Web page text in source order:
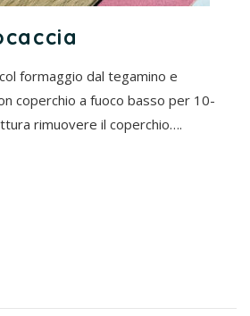
formaggio dal tegamino e
coperchio a fuoco basso per 10-
rimuovere il coperchio….